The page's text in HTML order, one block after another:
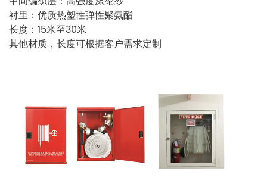
衬里：优质热塑性弹性聚氨酯
长度：15米至30米
其他材质，长度可根据客户需求定制